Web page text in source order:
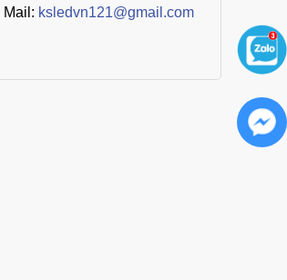
Mail: ksledvn121@gmail.com